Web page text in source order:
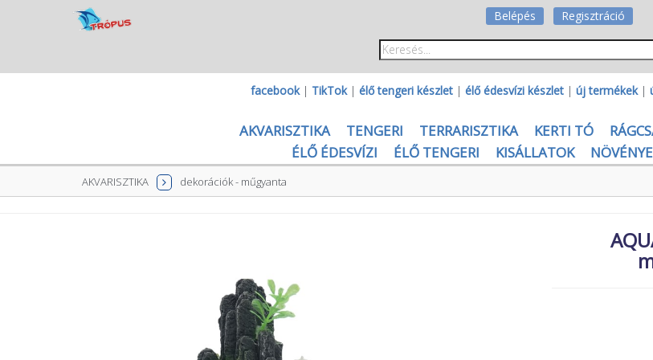
Belépés Regisztráció
facebook| TikTok| élő tengeri készlet | élő édesvízi készlet | új termékek|
AKVARISZTIKA TENGERI TERRARISZTIKA KERTI TÓ
ÉLŐ ÉDESVÍZI
ÉLŐ TENGERI KISÁLLATOK
AKVARISZTIKA dekorációk - műgyanta